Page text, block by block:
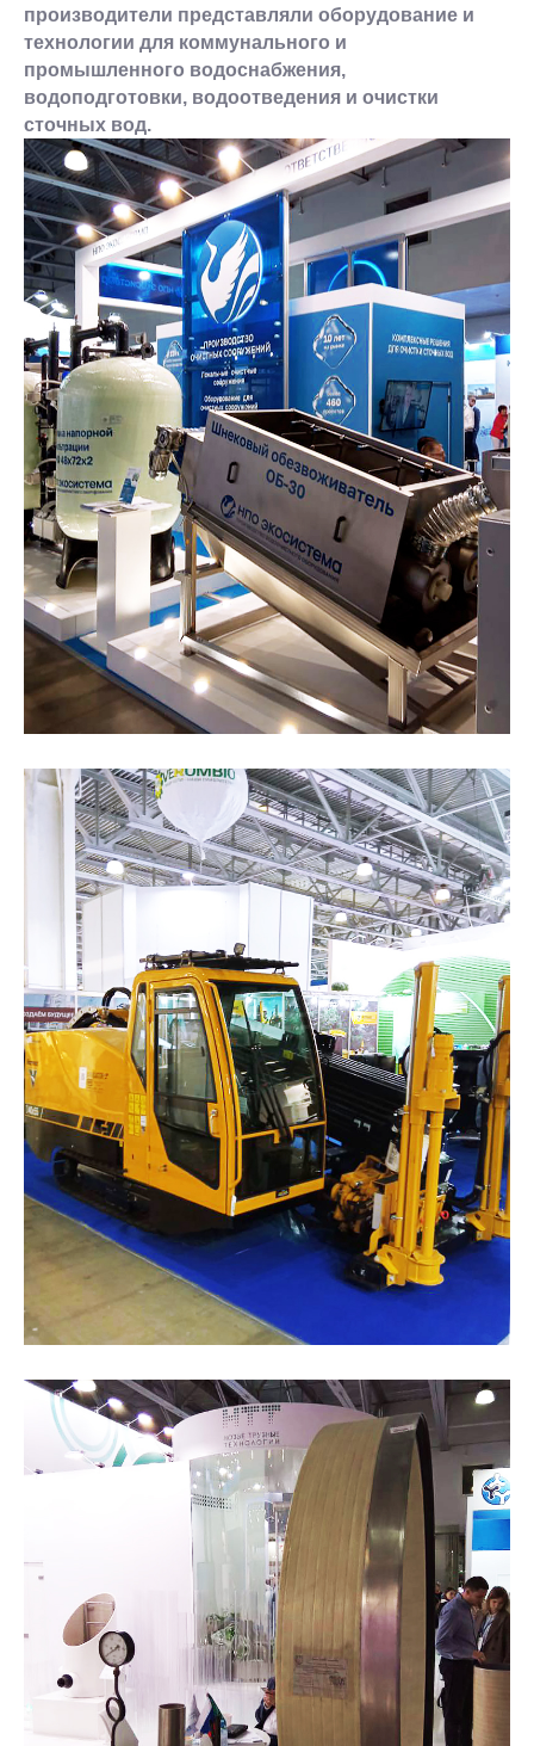
производители представляли оборудование и
технологии для коммунального и
промышленного водоснабжения,
водоподготовки, водоотведения и очистки
сточных вод.